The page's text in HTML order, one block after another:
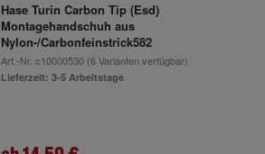
Hase Turin Carbon Tip (Esd)
Montagehandschuh aus
Nylon-/Carbonfeinstrick582
Art.-Nr. c10000530(6 Varianten verfügbar)
Lieferzeit: 3-5 Arbeitstage